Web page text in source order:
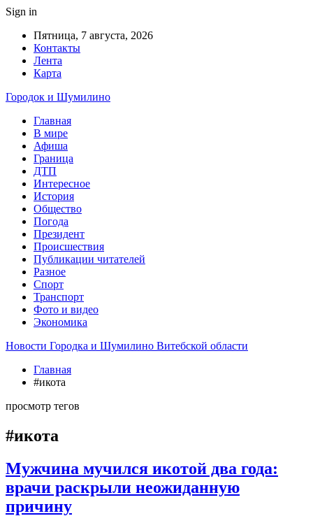
Sign in
Пятница, 7 августа, 2026
Контакты
Лента
Карта
Городок и Шумилино
Главная
В мире
Афиша
Граница
ДТП
Интересное
История
Общество
Погода
Президент
Происшествия
Публикации читателей
Разное
Спорт
Транспорт
Фото и видео
Экономика
Новости Городка и Шумилино Витебской области
Главная
#икота
просмотр тегов
#икота
Мужчина мучился икотой два года:
врачи раскрыли неожиданную
причину